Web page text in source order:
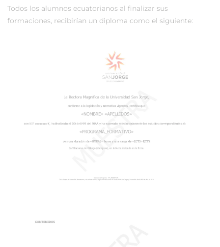
Todos los alumnos ecuatorianos al finalizar sus
formaciones, recibirían un diploma como el siguiente: